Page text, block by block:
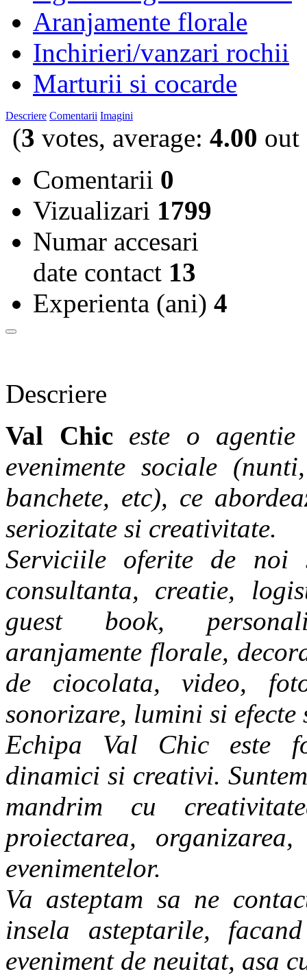
Aranjamente florale
Inchirieri/vanzari rochii
Marturii si cocarde
Descriere Comentarii Imagini
(3 votes, average: 4.00 out
Comentarii 0
Vizualizari 1799
Numar accesari
date contact 13
Experienta (ani) 4
Descriere
Val Chiceste o agentie
evenimente sociale
banchete, etc), ce
seriozitate si creativitate.
Serviciile oferite de noi
consultanta, creatie,
guest book,
aranjamente florale,
de ciocolata, video,
sonorizare, lumini si
Echipa Val Chic este
dinamici si creativi.
mandrim cu
proiectarea,
evenimentelor.
Va asteptam sa ne
insela asteptarile,
eveniment de neuitat, asa